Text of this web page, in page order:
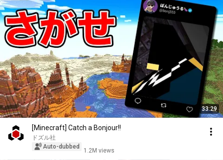
33:29
[Minecraft] Catch a Bonjour!!
ドズル社
Auto-dubbed
1.2M views